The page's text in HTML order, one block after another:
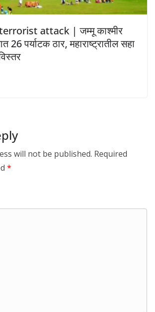
attack | जम्मू काश्मीर
26 पर्याटक ठार, महाराष्ट्रातील सहा
will not be published. Required
*